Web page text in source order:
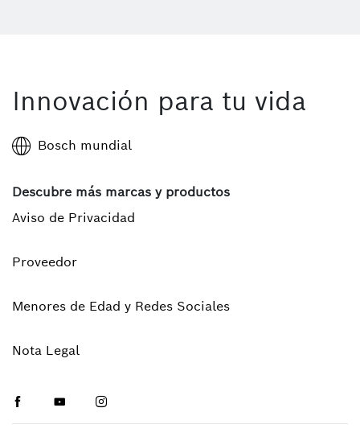
Innovación para tu vida
Bosch mundial
Descubre más marcas y productos
Aviso de Privacidad
Proveedor
Menores de Edad y Redes Sociales
Nota Legal
FacebookYoutubeInstagram